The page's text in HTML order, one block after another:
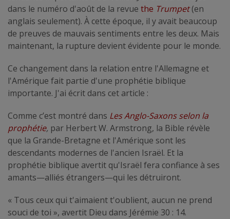
dans le numéro d'août de la revue the Trumpet (en
anglais seulement). À cette époque, il y avait beaucoup
de preuves de mauvais sentiments entre les deux. Mais
maintenant, la rupture devient évidente pour le monde.
Ce changement dans la relation entre l'Allemagne et
l'Amérique fait partie d'une prophétie biblique
importante. J'ai écrit dans cet article :
Comme c’est montré dans Les Anglo-Saxons selon la
prophétie, par Herbert W. Armstrong, la Bible révèle
que la Grande-Bretagne et l'Amérique sont les
descendants modernes de l'ancien Israël. Et la
prophétie biblique avertit qu'Israël fera confiance à ses
amants—alliés étrangers—qui les détruiront.
« Tous ceux qui t'aimaient t'oublient, aucun ne prend
souci de toi », avertit Dieu dans Jérémie 30 : 14.